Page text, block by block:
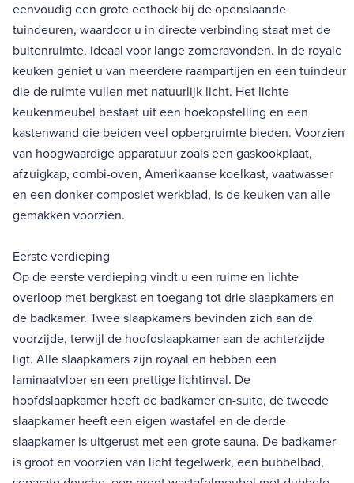
eenvoudig een grote eethoek bij de openslaande
tuindeuren, waardoor u in directe verbinding staat met de
buitenruimte, ideaal voor lange zomeravonden. In de royale
keuken geniet u van meerdere raampartijen en een tuindeur
die de ruimte vullen met natuurlijk licht. Het lichte
keukenmeubel bestaat uit een hoekopstelling en een
kastenwand die beiden veel opbergruimte bieden. Voorzien
van hoogwaardige apparatuur zoals een gaskookplaat,
afzuigkap, combi-oven, Amerikaanse koelkast, vaatwasser
en een donker composiet werkblad, is de keuken van alle
gemakken voorzien.
Eerste verdieping
Op de eerste verdieping vindt u een ruime en lichte
overloop met bergkast en toegang tot drie slaapkamers en
de badkamer. Twee slaapkamers bevinden zich aan de
voorzijde, terwijl de hoofdslaapkamer aan de achterzijde
ligt. Alle slaapkamers zijn royaal en hebben een
laminaatvloer en een prettige lichtinval. De
hoofdslaapkamer heeft de badkamer en-suite, de tweede
slaapkamer heeft een eigen wastafel en de derde
slaapkamer is uitgerust met een grote sauna. De badkamer
is groot en voorzien van licht tegelwerk, een bubbelbad,